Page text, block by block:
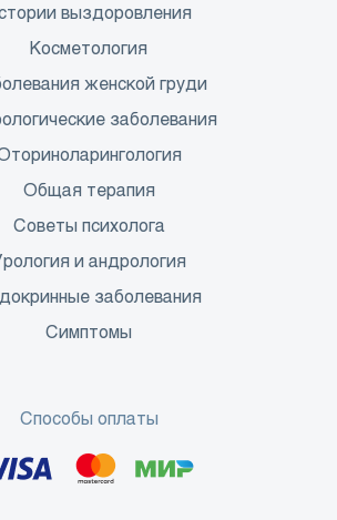
выздоровления
Косметология
женской груди
заболевания
Общая терапия
Советы психолога
и андрология
заболевания
Симптомы
Способы оплаты